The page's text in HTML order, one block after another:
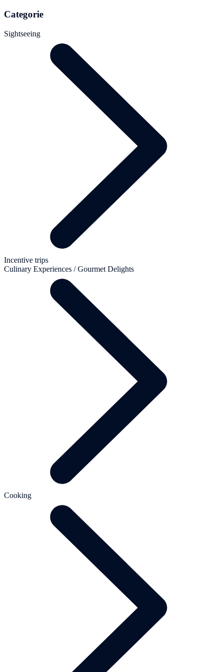
Categorie
Sightseeing
Incentive trips
Culinary Experiences / Gourmet Delights
Cooking